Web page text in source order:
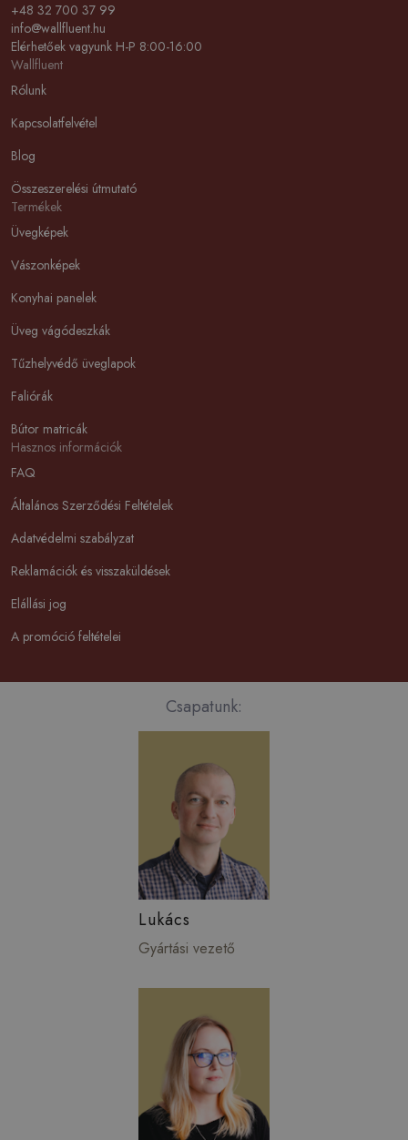
+48 32 700 37 99
info@wallfluent.hu
Elérhetőek vagyunk H-P 8:00-16:00
Wallfluent
Rólunk
Kapcsolatfelvétel
Blog
Összeszerelési útmutató
Termékek
Üvegképek
Vászonképek
Konyhai panelek
Üveg vágódeszkák
Tűzhelyvédő üveglapok
Faliórák
Bútor matricák
Hasznos információk
FAQ
Általános Szerződési Feltételek
Adatvédelmi szabályzat
Reklamációk és visszaküldések
Elállási jog
A promóció feltételei
Csapatunk:
Lukács
Gyártási vezető